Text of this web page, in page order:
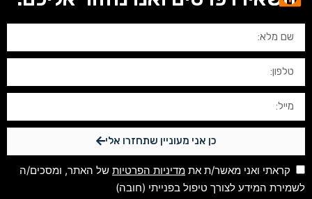
כן אני מעוניין שתחזרו אלי
קראתי ואני מאשר/ת את מדיניות הפרטיות של האתר, ומסכים/ה
לשמירת המידע לצורך טיפול בפנייתי (חובה)